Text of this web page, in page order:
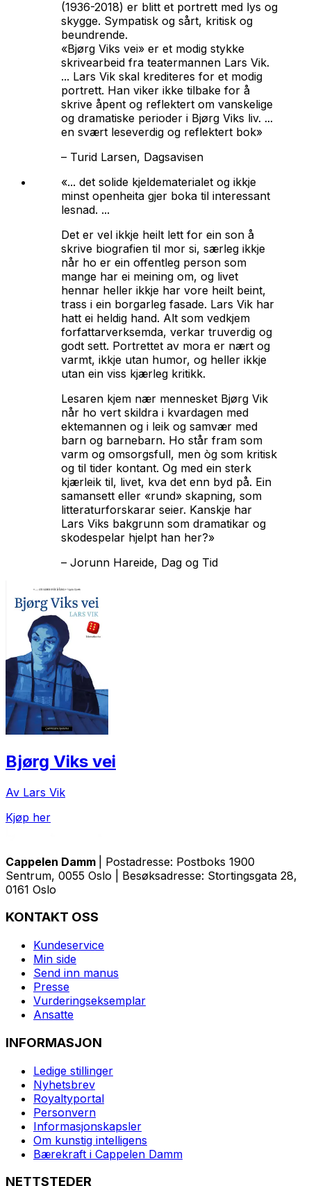
(1936-2018) er blitt et portrett med lys og
skygge. Sympatisk og sårt, kritisk og
beundrende.
«Bjørg Viks vei» er et modig stykke
skrivearbeid fra teatermannen Lars Vik.
... Lars Vik skal krediteres for et modig
portrett. Han viker ikke tilbake for å
skrive åpent og reflektert om vanskelige
og dramatiske perioder i Bjørg Viks liv. ...
en svært leseverdig og reflektert bok»
– Turid Larsen, Dagsavisen
«... det solide kjeldematerialet og ikkje
minst openheita gjer boka til interessant
lesnad. ...
Det er vel ikkje heilt lett for ein son å
skrive biografien til mor si, særleg ikkje
når ho er ein offentleg person som
mange har ei meining om, og livet
hennar heller ikkje har vore heilt beint,
trass i ein borgarleg fasade. Lars Vik har
hatt ei heldig hand. Alt som vedkjem
forfattarverksemda, verkar truverdig og
godt sett. Portrettet av mora er nært og
varmt, ikkje utan humor, og heller ikkje
utan ein viss kjærleg kritikk.
Lesaren kjem nær mennesket Bjørg Vik
når ho vert skildra i kvardagen med
ektemannen og i leik og samvær med
barn og barnebarn. Ho står fram som
varm og omsorgsfull, men òg som kritisk
og til tider kontant. Og med ein sterk
kjærleik til, livet, kva det enn byd på. Ein
samansett eller «rund» skapning, som
litteraturforskarar seier. Kanskje har
Lars Viks bakgrunn som dramatikar og
skodespelar hjelpt han her?»
– Jorunn Hareide, Dag og Tid
Bjørg Viks vei
Av Lars Vik
Kjøp her
Cappelen Damm
| Postadresse: Postboks 1900
Sentrum, 0055 Oslo | Besøksadresse: Stortingsgata 28,
0161 Oslo
KONTAKT OSS
Kundeservice
Min side
Send inn manus
Presse
Vurderingseksemplar
Ansatte
INFORMASJON
Ledige stillinger
Nyhetsbrev
Royaltyportal
Personvern
Informasjonskapsler
Om kunstig intelligens
Bærekraft i Cappelen Damm
NETTSTEDER